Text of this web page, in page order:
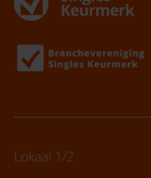
Lokaal 1/2